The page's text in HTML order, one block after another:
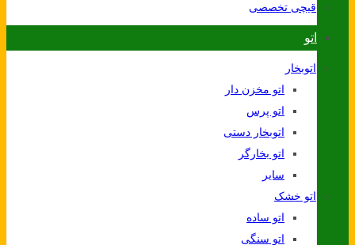
قیچی تخصصی
اتو
اتوبخار
اتو مخزن دار
اتو پرس
اتوبخار دستی
اتو بخارگر
سایر
اتو خشک
اتو ساده
اتو سنگی